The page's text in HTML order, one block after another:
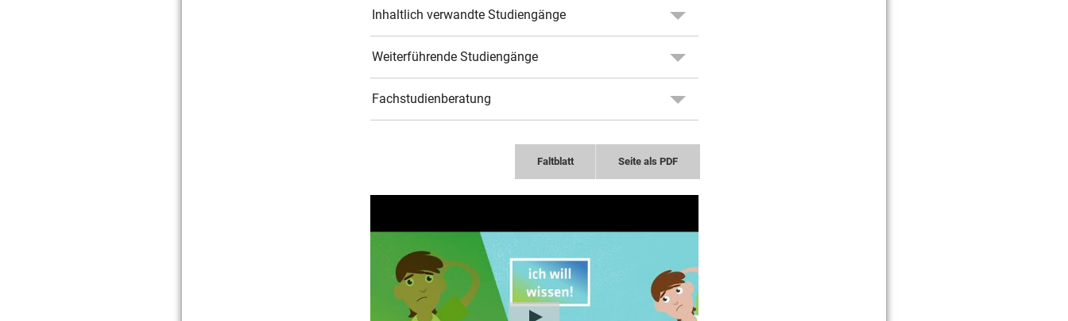
Inhaltlich verwandte Studiengänge
Weiterführende Studiengänge
Fachstudienberatung
Faltblatt Seite als PDF